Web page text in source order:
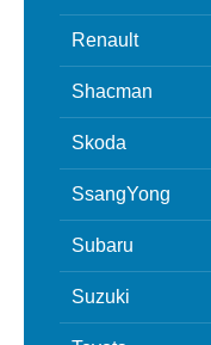
Renault
Shacman
Skoda
SsangYong
Subaru
Suzuki